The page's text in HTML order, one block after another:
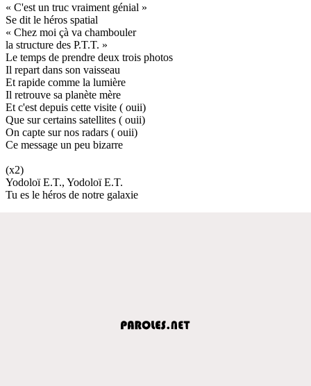
« C'est un truc vraiment génial »
Se dit le héros spatial
« Chez moi çà va chambouler
la structure des P.T.T. »
Le temps de prendre deux trois photos
Il repart dans son vaisseau
Et rapide comme la lumière
Il retrouve sa planète mère
Et c'est depuis cette visite ( ouii)
Que sur certains satellites ( ouii)
On capte sur nos radars ( ouii)
Ce message un peu bizarre
(x2)
Yodoloï E.T., Yodoloï E.T.
Tu es le héros de notre galaxie